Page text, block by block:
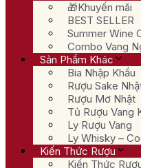
🎁Khuyến mãi
BEST SELLER
Summer Wine
Combo Vang
Sản Phẩm Khác
Bia Nhập Khẩu
Rượu Sake
Rượu Mơ Nhật
Tủ Rượu Vang
Ly Rượu Vang
Ly Whisky –
Kiến Thức Rượu
Kiến Thức